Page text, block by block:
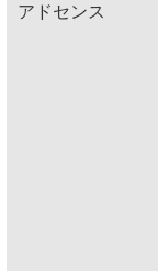
アドセンス